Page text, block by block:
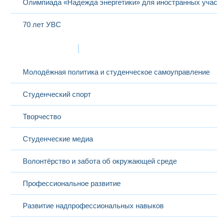
Олимпиада «Надежда энергетики» для иностранных
70 лет УВС
Молодёжная политика и студенческое самоуправление
Студенческий спорт
Творчество
Студенческие медиа
Волонтёрство и забота об окружающей среде
Профессиональное развитие
Развитие надпрофессиональных навыков